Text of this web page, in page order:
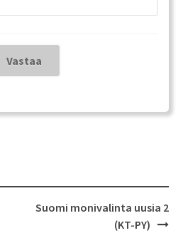
Suomi monivalinta uusia 2
(KT-PY)